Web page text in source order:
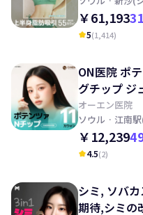
￥61,19331
kid_star5(1,414)
ON医院 ポ
グチップ ジ
オーエン医院
ソウル · 江南
￥12,239
kid_star4.5(2)
シミ, ソバ
期待,シミの改善の